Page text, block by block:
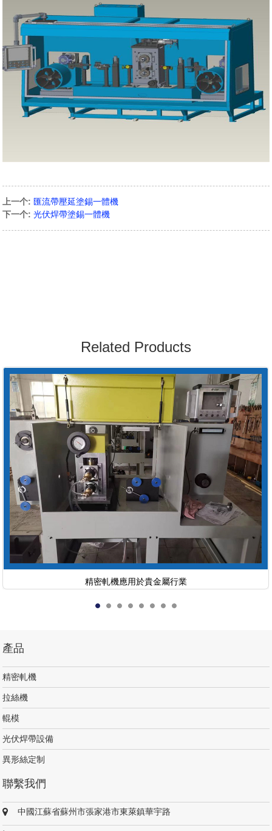
上一个: 匯流帶壓延塗錫一體機
下一个: 光伏焊帶塗錫一體機
Related Products
精密軋機應用於貴金屬行業
產品
精密軋機
拉絲機
輥模
光伏焊帶設備
異形絲定制
聯繫我們
中國江蘇省蘇州市張家港市東萊鎮華宇路